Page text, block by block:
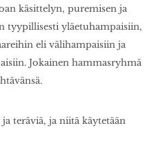
käsittelyn, puremisen ja
tyypillisesti yläetuhampaisiin,
eli välihampaisiin ja
Jokainen hammasryhmä
teräviä, ja niitä käytetään